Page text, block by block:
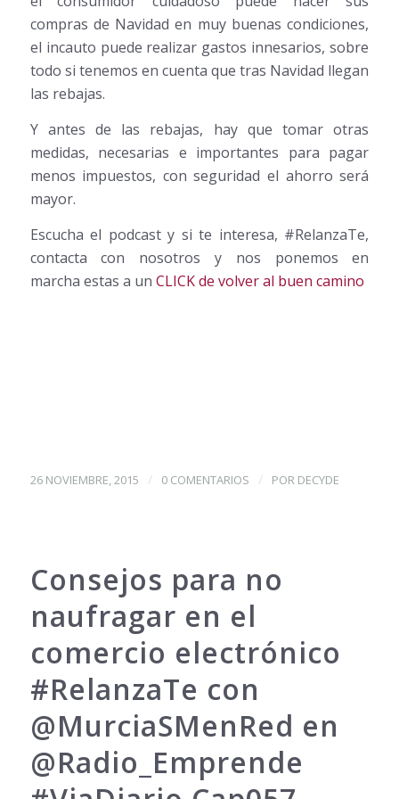
compras de Navidad en muy buenas condiciones,
el incauto puede realizar gastos innesarios, sobre
todo si tenemos en cuenta que tras Navidad llegan
las rebajas.
Y antes de las rebajas, hay que tomar otras
medidas, necesarias e importantes para pagar
menos impuestos, con seguridad el ahorro será
mayor.
Escucha el podcast y si te interesa, #RelanzaTe,
contacta con nosotros y nos ponemos en
marcha estas a un CLICK de volver al buen camino
26 NOVIEMBRE, 2015 / 0 COMENTARIOS / POR DECYDE
Consejos para no
naufragar en el
comercio electrónico
#RelanzaTe con
@MurciaSMenRed en
@Radio_Emprende